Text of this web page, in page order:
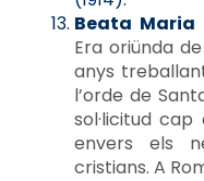
Beata Maria
Era oriünda
anys
l’orde de
sol·licitud
envers els
cristians. A